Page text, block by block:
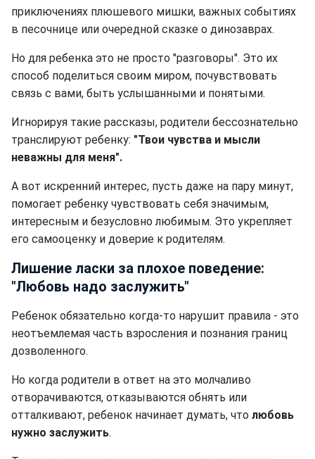
приключениях плюшевого мишки, важных событиях
в песочнице или очередной сказке о динозаврах.
Но для ребенка это не просто "разговоры". Это их
способ поделиться своим миром, почувствовать
связь с вами, быть услышанными и понятыми.
Игнорируя такие рассказы, родители бессознательно
транслируют ребенку: "Твои чувства и мысли
неважны для меня".
А вот искренний интерес, пусть даже на пару минут,
помогает ребенку чувствовать себя значимым,
интересным и безусловно любимым. Это укрепляет
его самооценку и доверие к родителям.
Лишение ласки за плохое поведение:
"Любовь надо заслужить"
Ребенок обязательно когда-то нарушит правила - это
неотъемлемая часть взросления и познания границ
дозволенного.
Но когда родители в ответ на это молчаливо
отворачиваются, отказываются обнять или
отталкивают, ребенок начинает думать, что любовь
нужно заслужить.